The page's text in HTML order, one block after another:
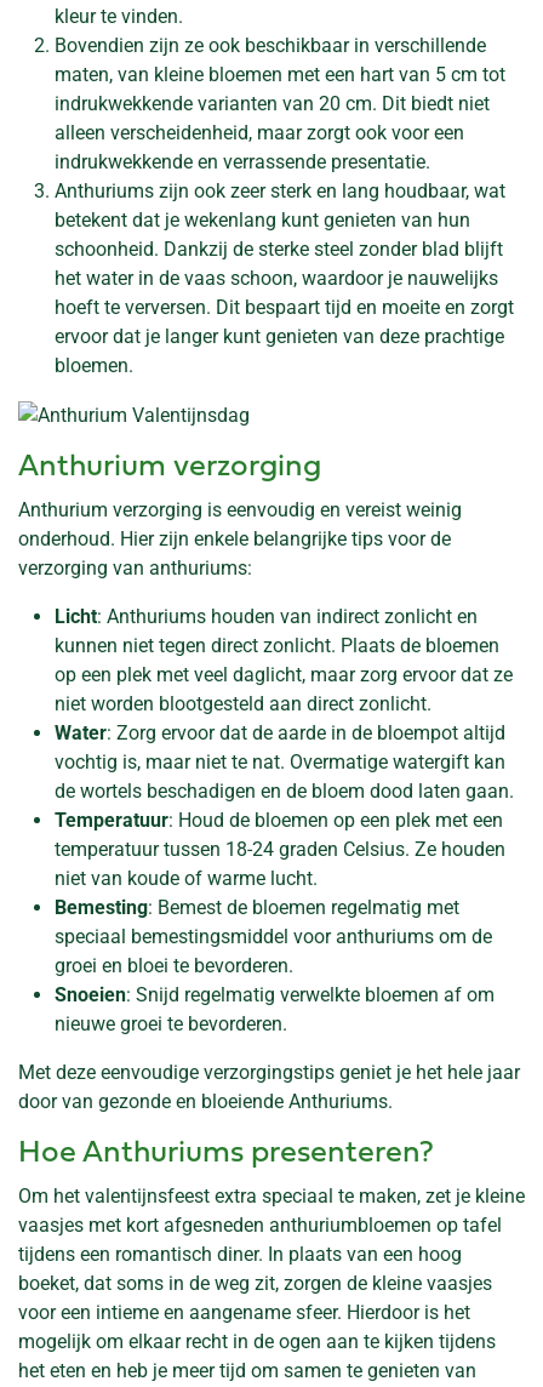
kleur te vinden.
Bovendien zijn ze ook beschikbaar in verschillende
maten, van kleine bloemen met een hart van 5 cm tot
indrukwekkende varianten van 20 cm. Dit biedt niet
alleen verscheidenheid, maar zorgt ook voor een
indrukwekkende en verrassende presentatie.
Anthuriums zijn ook zeer sterk en lang houdbaar, wat
betekent dat je wekenlang kunt genieten van hun
schoonheid. Dankzij de sterke steel zonder blad blijft
het water in de vaas schoon, waardoor je nauwelijks
hoeft te verversen. Dit bespaart tijd en moeite en zorgt
ervoor dat je langer kunt genieten van deze prachtige
bloemen.
Anthurium verzorging
Anthurium verzorging is eenvoudig en vereist weinig
onderhoud. Hier zijn enkele belangrijke tips voor de
verzorging van anthuriums:
Licht: Anthuriums houden van indirect zonlicht en
kunnen niet tegen direct zonlicht. Plaats de bloemen
op een plek met veel daglicht, maar zorg ervoor dat ze
niet worden blootgesteld aan direct zonlicht.
Water: Zorg ervoor dat de aarde in de bloempot altijd
vochtig is, maar niet te nat. Overmatige watergift kan
de wortels beschadigen en de bloem dood laten gaan.
Temperatuur: Houd de bloemen op een plek met een
temperatuur tussen 18-24 graden Celsius. Ze houden
niet van koude of warme lucht.
Bemesting: Bemest de bloemen regelmatig met
speciaal bemestingsmiddel voor anthuriums om de
groei en bloei te bevorderen.
Snoeien: Snijd regelmatig verwelkte bloemen af om
nieuwe groei te bevorderen.
Met deze eenvoudige verzorgingstips geniet je het hele jaar
door van gezonde en bloeiende Anthuriums.
Hoe Anthuriums presenteren?
Om het valentijnsfeest extra speciaal te maken, zet je kleine
vaasjes met kort afgesneden anthuriumbloemen op tafel
tijdens een romantisch diner. In plaats van een hoog
boeket, dat soms in de weg zit, zorgen de kleine vaasjes
voor een intieme en aangename sfeer. Hierdoor is het
mogelijk om elkaar recht in de ogen aan te kijken tijdens
het eten en heb je meer tijd om samen te genieten van